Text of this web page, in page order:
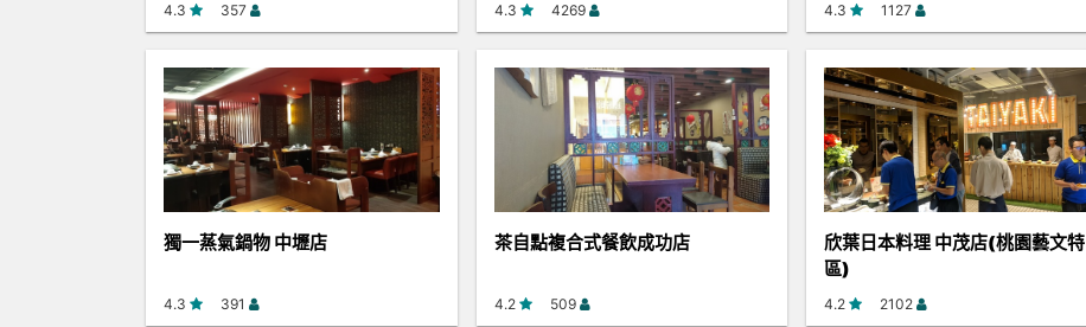
4.3 357 4.3 4269 4.3 1127
獨一蒸氣鍋物 中壢店
4.3 391
茶自點複合式餐飲成功店
4.2 509
欣葉日本料理 中茂店(桃園藝文特
區)
4.2 2102